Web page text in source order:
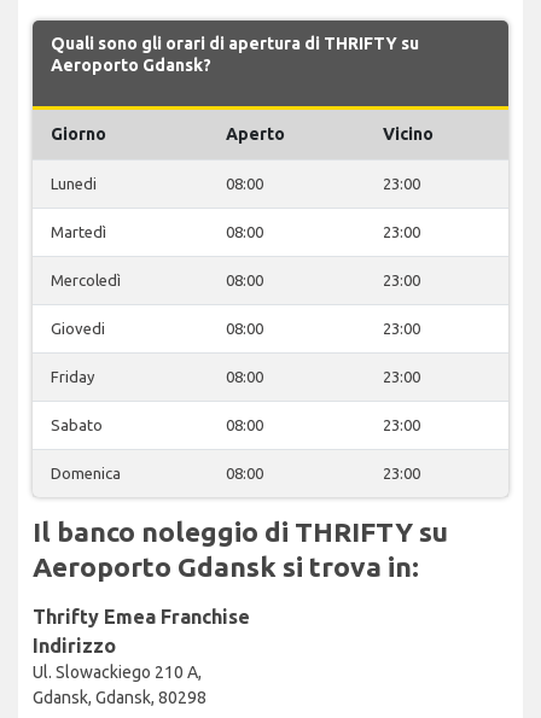
Quali sono gli orari di apertura di THRIFTY su
Aeroporto Gdansk?
Giorno Aperto Vicino
Lunedi 08:00 23:00
Martedì 08:00 23:00
Mercoledì 08:00 23:00
Giovedi 08:00 23:00
Friday 08:00 23:00
Sabato 08:00 23:00
Domenica 08:00 23:00
Il banco noleggio di THRIFTY su
Aeroporto Gdansk si trova in:
Thrifty Emea Franchise
Indirizzo
Ul. Slowackiego 210 A,
Gdansk, Gdansk, 80298